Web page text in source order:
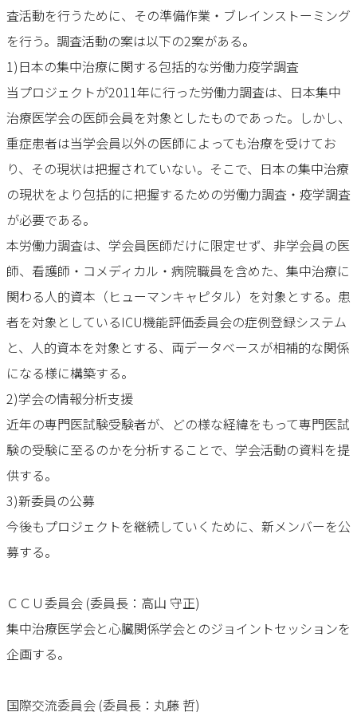
査活動を行うために、その準備作業・ブレインストーミング
を行う。調査活動の案は以下の2案がある。
1)日本の集中治療に関する包括的な労働力疫学調査
当プロジェクトが2011年に行った労働力調査は、日本集中
治療医学会の医師会員を対象としたものであった。しかし、
重症患者は当学会員以外の医師によっても治療を受けてお
り、その現状は把握されていない。そこで、日本の集中治療
の現状をより包括的に把握するための労働力調査・疫学調査
が必要である。
本労働力調査は、学会員医師だけに限定せず、非学会員の医
師、看護師・コメディカル・病院職員を含めた、集中治療に
関わる人的資本（ヒューマンキャピタル）を対象とする。患
者を対象としているICU機能評価委員会の症例登録システム
と、人的資本を対象とする、両データベースが相補的な関係
になる様に構築する。
2)学会の情報分析支援
近年の専門医試験受験者が、どの様な経緯をもって専門医試
験の受験に至るのかを分析することで、学会活動の資料を提
供する。
3)新委員の公募
今後もプロジェクトを継続していくために、新メンバーを公
募する。
ＣＣＵ委員会 (委員長：高山 守正)
集中治療医学会と心臓関係学会とのジョイントセッションを
企画する。
国際交流委員会 (委員長：丸藤 哲)